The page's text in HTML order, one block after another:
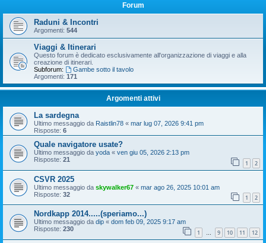
Forum
Raduni & Incontri
Argomenti: 544
Viaggi & Itinerari
Questo forum è dedicato esclusivamente all'organizzazione di viaggi e alla
creazione di itinerari.
Subforum:
Gambe sotto il tavolo
Argomenti: 171
Argomenti attivi
La sardegna
Ultimo messaggio da Raistlin78 « mar lug 07, 2026 9:41 pm
Risposte: 6
Quale navigatore usate?
Ultimo messaggio da yoda « ven giu 05, 2026 2:13 pm
Risposte: 21 1 2
CSVR 2025
Ultimo messaggio da skywalker67 « mar ago 26, 2025 10:01 am
Risposte: 32 1 2
Nordkapp 2014.....(speriamo...)
Ultimo messaggio da dip « dom feb 09, 2025 9:17 am
Risposte: 230 1 … 9 10 11 12